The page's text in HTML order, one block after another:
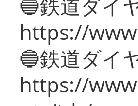
🔵鉄道ダイ
https://
🔵鉄道ダイ
https://